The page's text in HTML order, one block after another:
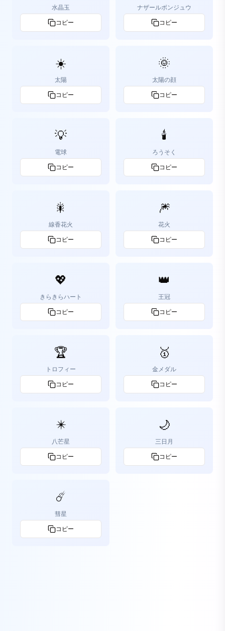
水晶玉
コピー
ナザールボンジュウ
コピー
☀️
太陽
コピー
🌞
太陽の顔
コピー
💡
電球
コピー
🕯️
ろうそく
コピー
🎇
線香花火
コピー
🎆
花火
コピー
💖
きらきらハート
コピー
👑
王冠
コピー
🏆
トロフィー
コピー
🥇
金メダル
コピー
✴️
八芒星
コピー
🌙
三日月
コピー
☄️
彗星
コピー